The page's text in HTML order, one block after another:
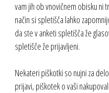
vam jih ob vnovičnem obisku ni
način si spletišča lahko
da ste v anketi spletišča že
spletišče že prijavljeni.
Nekateri piškotki so nujni za
prijavi, piškotek o vaši